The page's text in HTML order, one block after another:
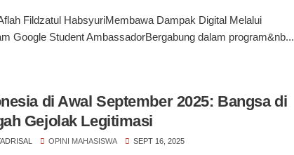
Fildzatul HabsyuriMembawa Dampak Digital Melalui
Google Student AmbassadorBergabung dalam program&nb...
di Awal September 2025: Bangsa di
Gejolak Legitimasi
OPINI MAHASISWA SEPT 16, 2025